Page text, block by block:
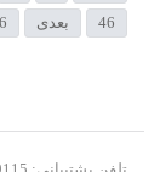
بعدی